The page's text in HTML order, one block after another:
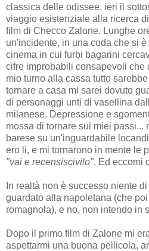
classica delle odissee, ieri il
viaggio esistenziale alla ricerca
film di Checco Zalone. Lunghe
un'incidente, in una coda che si
cinema in cui furbi bagarini
cifre improbabili consapevoli che
mio turno alla cassa tutto
tornare a casa mi sarei dovuto
di personaggi unti di vasellina
milanese. Depressione e
mossa di tornare sui miei passi...
barese su un'inguardabile
ero li, e mi tornarono in mente le
"vai e recensiscivilo". Ed eccomi
In realtà non è successo niente
guardato alla napoletana (che
romagnola), e no, non intendo in
Dopo il primo film di Zalone mi
aspettarmi una buona pellicola,